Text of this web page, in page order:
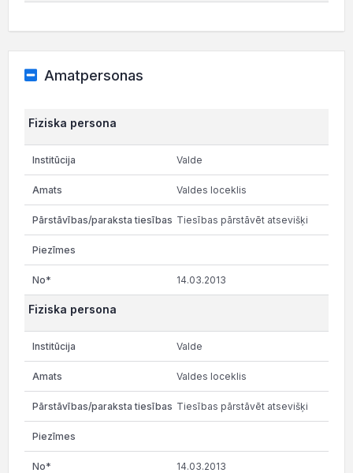
Amatpersonas
Fiziska persona
Valde
Valdes loceklis
Tiesības pārstāvēt atsevišķi
14.03.2013
Fiziska persona
Valde
Valdes loceklis
Tiesības pārstāvēt atsevišķi
14.03.2013